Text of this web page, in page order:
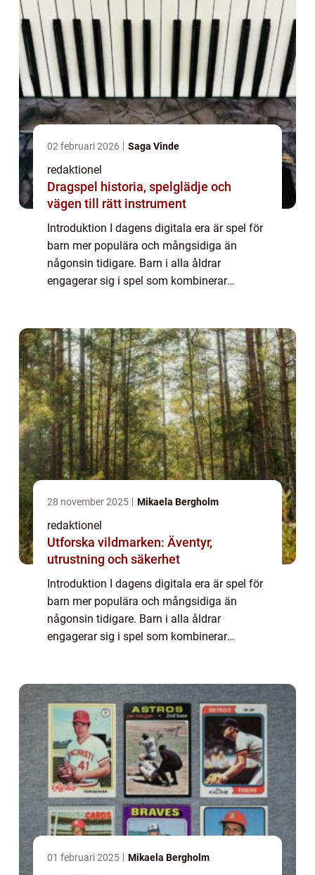
02 februari 2026 Saga Vinde
redaktionel
Dragspel historia, spelglädje och
vägen till rätt instrument
Introduktion I dagens digitala era är spel för
barn mer populära och mångsidiga än
någonsin tidigare. Barn i alla åldrar
engagerar sig i spel som kombinerar
översikt ...
28 november 2025 Mikaela Bergholm
redaktionel
Utforska vildmarken: Äventyr,
utrustning och säkerhet
Introduktion I dagens digitala era är spel för
barn mer populära och mångsidiga än
någonsin tidigare. Barn i alla åldrar
engagerar sig i spel som kombinerar
översikt ...
01 februari 2025 Mikaela Bergholm